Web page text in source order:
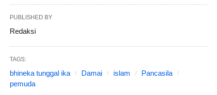
PUBLISHED BY
Redaksi
TAGS:
bhineka tunggal ika Damai islam
Pancasila
pemuda